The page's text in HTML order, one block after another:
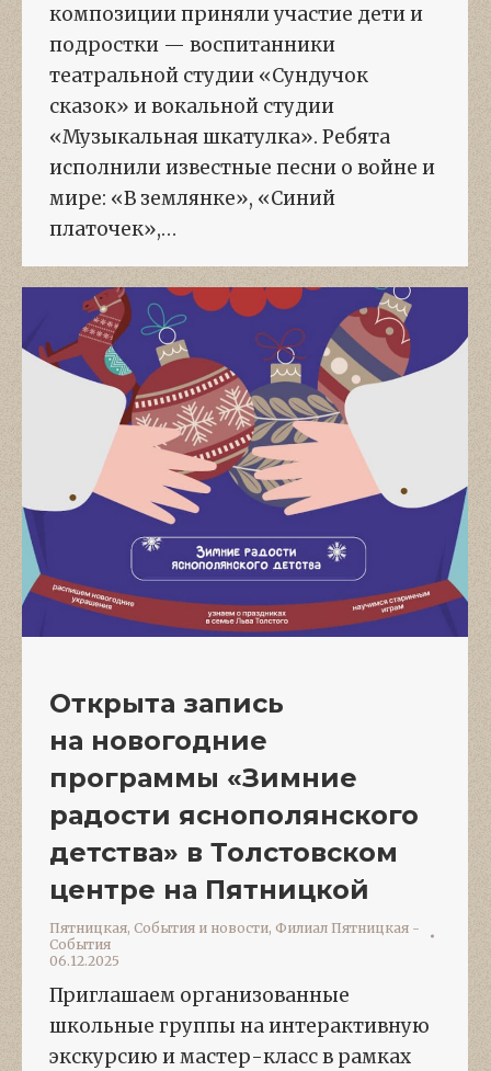
композиции приняли участие дети и
подростки — воспитанники
театральной студии «Сундучок
сказок» и вокальной студии
«Музыкальная шкатулка». Ребята
исполнили известные песни о войне и
мире: «В землянке», «Синий
платочек»,…
Открыта запись
на новогодние
программы «Зимние
радости яснополянского
детства» в Толстовском
центре на Пятницкой
Пятницкая, События и новости, Филиал Пятницкая -
События
06.12.2025
Приглашаем организованные
школьные группы на интерактивную
экскурсию и мастер-класс в рамках